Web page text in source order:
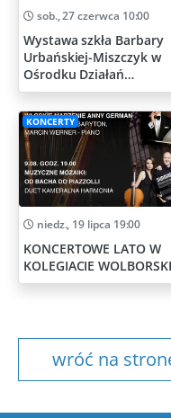
sob., 27 czerwca 10:00
Wystawa szkła Barbary
Urbańskiej-Miszczyk w
Ośrodku Działań
Artystycznych
KONCERTY
niedz., 19 lipca 19:00
KONCERTOWE LATO W
KOLEGIACIE
wróć na